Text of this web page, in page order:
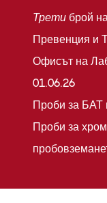
Трети брой
Превенция и
Офисът на
01.06.26
Проби за БАТ
Проби за